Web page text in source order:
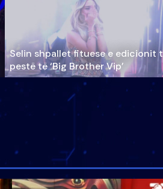
Selin shpallet fituese e edicionit
pestë të ‘Big Brother Vip’